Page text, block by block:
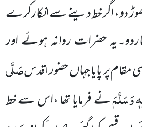
دو، اگر خط دینے سے انکارکرے
حضرات روانہ ہوئے اور
پر پایا جہاںحضور اقدسصَلَّی
وَسَلَّمَنے فرمایا تھا ،اس سے خط